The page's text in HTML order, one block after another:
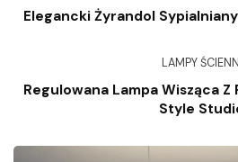
Elegancki Żyrandol
LAMPY
Regulowana Lampa Wisząca
Style